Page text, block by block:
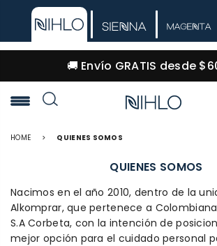
🚚 Envío GRATIS desde
NIHLO
HOME > QUIENES SOMOS
QUIENES SOMOS
Nacimos en el año 2010, dentro de la
Alkomprar, que pertenece a
S.A Corbeta, con la intención de
mejor opción para el cuidado personal